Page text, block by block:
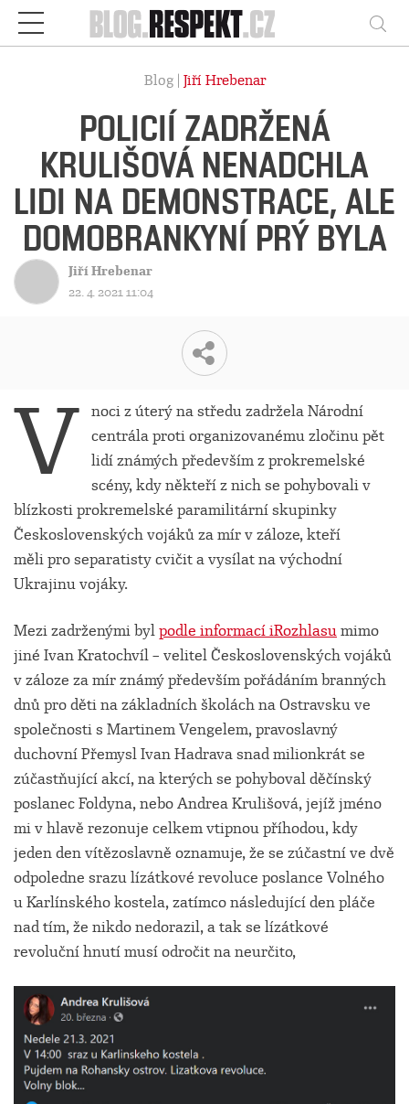
Respekt
Blog | Jiří Hrebenar
POLICIÍ ZADRŽENÁ
KRULIŠOVÁ NENADCHLA
LIDI NA DEMONSTRACE, ALE
DOMOBRANKYNÍ PRÝ BYLA
Jiří Hrebenar
22. 4. 2021 11:04
V
noci z úterý na středu zadržela Národní
centrála proti organizovanému zločinu pět
lidí známých především z prokremelské
scény, kdy někteří z nich se pohybovali v
blízkosti prokremelské paramilitární skupinky
Československých vojáků za mír v záloze, kteří
měli pro separatisty cvičit a vysílat na východní
Ukrajinu vojáky.
Mezi zadrženými bylpodle informací iRozhlasumimo
jiné Ivan Kratochvíl – velitel Československých vojáků
v záloze za mír známý především pořádáním branných
dnů pro děti na základních školách na Ostravsku ve
společnosti s Martinem Vengelem, pravoslavný
duchovní Přemysl Ivan Hadrava snad milionkrát se
zúčastňující akcí, na kterých se pohyboval děčínský
poslanec Foldyna, nebo Andrea Krulišová, jejíž jméno
mi v hlavě rezonuje celkem vtipnou příhodou, kdy
jeden den vítězoslavně oznamuje, že se zúčastní ve dvě
odpoledne srazu lízátkové revoluce poslance Volného
u Karlínského kostela, zatímco následující den pláče
nad tím, že nikdo nedorazil, a tak se lízátkové
revoluční hnutí musí odročit na neurčito,